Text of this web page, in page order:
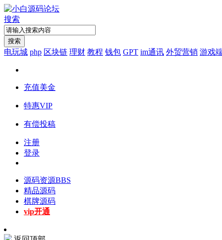
搜索
搜索
电玩城 php 区块链 理财 教程 钱包 GPT im通讯 外贸营销 游戏
充值美金
特惠VIP
有偿投稿
注册
登录
源码资源BBS
精品源码
棋牌源码
vip开通